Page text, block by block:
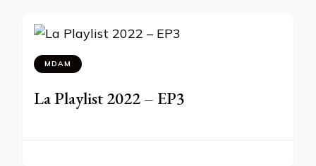
MDAM
La Playlist 2022 – EP3